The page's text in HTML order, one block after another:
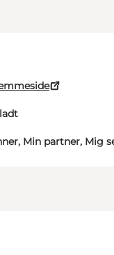
Min partner, Mig